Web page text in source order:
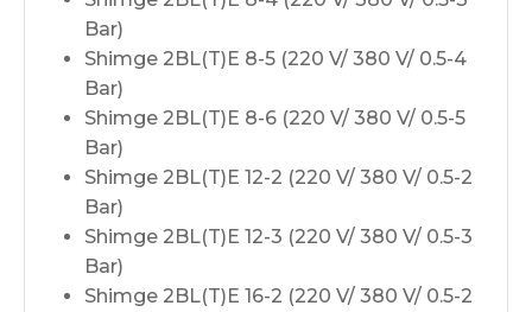
Bar)
Shimge 2BL(T)E 8-5 (220 V/ 380 V/ 0.5-4
Bar)
Shimge 2BL(T)E 8-6 (220 V/ 380 V/ 0.5-5
Bar)
Shimge 2BL(T)E 12-2 (220 V/ 380 V/ 0.5-2
Bar)
Shimge 2BL(T)E 12-3 (220 V/ 380 V/ 0.5-3
Bar)
Shimge 2BL(T)E 16-2 (220 V/ 380 V/ 0.5-2